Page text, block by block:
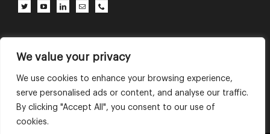
We value your privacy
We use cookies to enhance your browsing experience,
serve personalised ads or content, and analyse our traffic.
By clicking "Accept All", you consent to our use of
cookies.
English
中文 (中国)